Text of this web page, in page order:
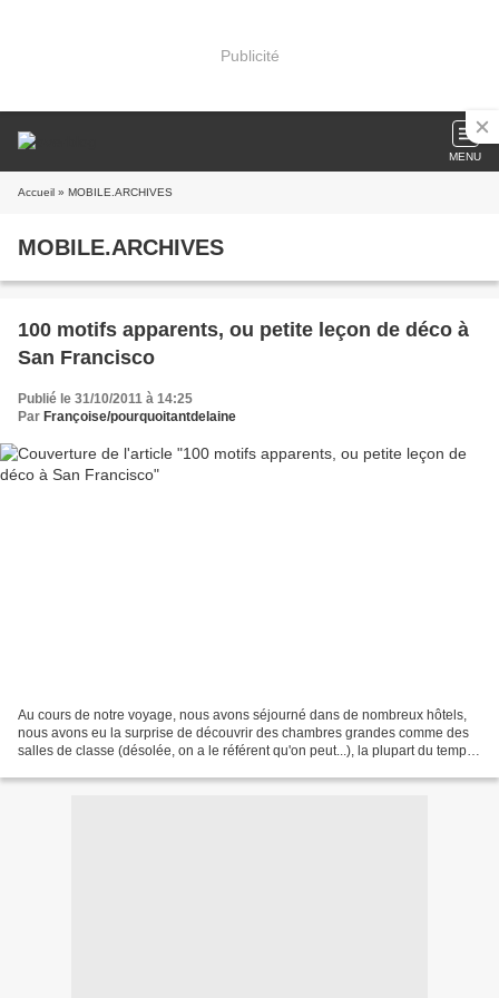
Publicité
MENU
Accueil » MOBILE.ARCHIVES
MOBILE.ARCHIVES
100 motifs apparents, ou petite leçon de déco à
San Francisco
Publié le 31/10/2011 à 14:25
Par Françoise/pourquoitantdelaine
Au cours de notre voyage, nous avons séjourné dans de nombreux hôtels,
nous avons eu la surprise de découvrir des chambres grandes comme des
salles de classe (désolée, on a le référent qu'on peut...), la plupart du temps